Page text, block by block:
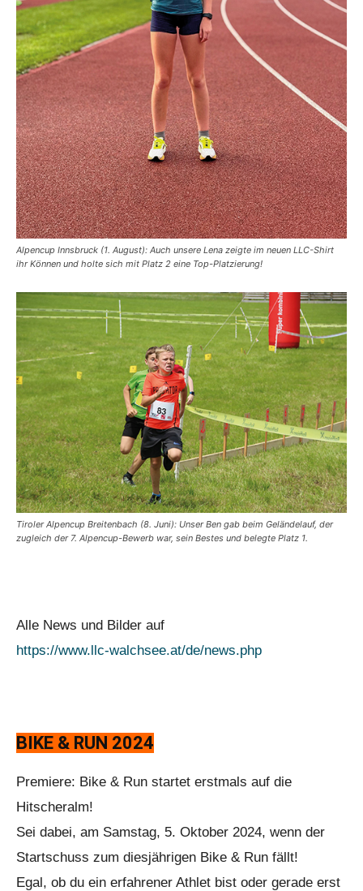
Alpencup Innsbruck (1. August): Auch unsere Lena zeigte im neuen LLC-Shirt
ihr Können und holte sich mit Platz 2 eine Top-Platzierung!
Tiroler Alpencup Breitenbach (8. Juni): Unser Ben gab beim Geländelauf, der
zugleich der 7. Alpencup-Bewerb war, sein Bestes und belegte Platz 1.
Alle News und Bilder auf
https://www.llc-walchsee.at/de/news.php
BIKE & RUN 2024
Premiere: Bike & Run startet erstmals auf die
Hitscheralm!
Sei dabei, am Samstag, 5. Oktober 2024, wenn der
Startschuss zum diesjährigen Bike & Run fällt!
Egal, ob du ein erfahrener Athlet bist oder gerade erst